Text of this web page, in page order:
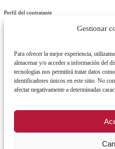
Gestionar
Para ofrecer la mejor experiencia,
almacenar y/o acceder a información del
tecnologías nos permitirá tratar datos
identificadores únicos en este sitio. No
afectar negativamente a determinadas
Perfil del contratante
REGISTRO